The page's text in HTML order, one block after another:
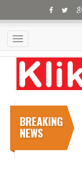
main
content
Toggle
navigation
BREAKING
NEWS